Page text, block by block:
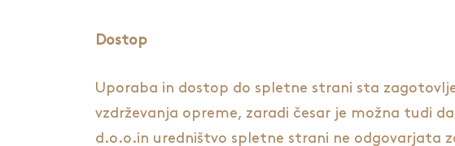
Dostop
Uporaba in dostop do spletne strani sta
vzdrževanja opreme, zaradi česar je možna tudi
d.o.o.in uredništvo spletne strani ne odgovarjata